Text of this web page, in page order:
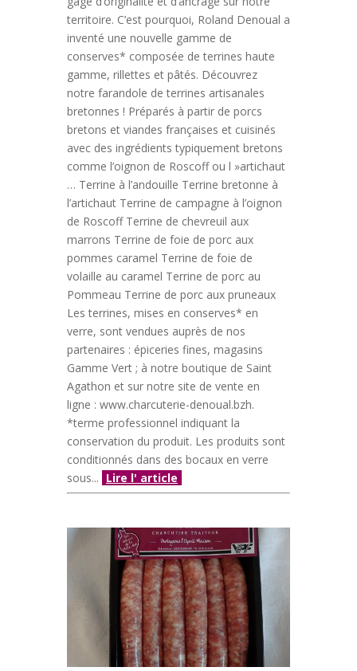
territoire. C’est pourquoi, Roland Denoual a
inventé une nouvelle gamme de
conserves* composée de terrines haute
gamme, rillettes et pâtés. Découvrez
notre farandole de terrines artisanales
bretonnes ! Préparés à partir de porcs
bretons et viandes françaises et cuisinés
avec des ingrédients typiquement bretons
comme l’oignon de Roscoff ou l »artichaut
… Terrine à l’andouille Terrine bretonne à
l’artichaut Terrine de campagne à l’oignon
de Roscoff Terrine de chevreuil aux
marrons Terrine de foie de porc aux
pommes caramel Terrine de foie de
volaille au caramel Terrine de porc au
Pommeau Terrine de porc aux pruneaux
Les terrines, mises en conserves* en
verre, sont vendues auprès de nos
partenaires : épiceries fines, magasins
Gamme Vert ; à notre boutique de Saint
Agathon et sur notre site de vente en
ligne : www.charcuterie-denoual.bzh.
*terme professionnel indiquant la
conservation du produit. Les produits sont
conditionnés dans des bocaux en verre
sous... Lire l' article